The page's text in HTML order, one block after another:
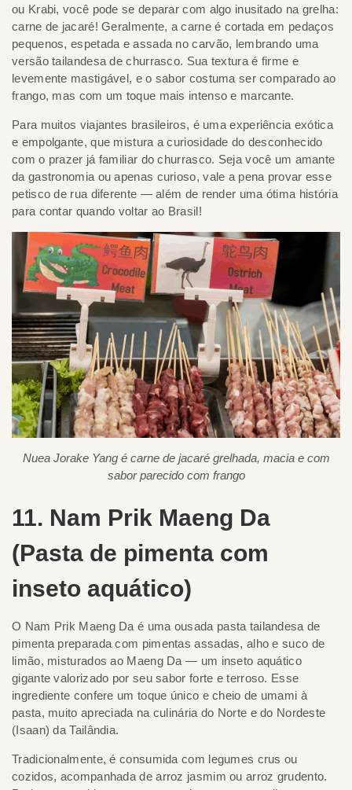
ou Krabi, você pode se deparar com algo inusitado na grelha:
carne de jacaré! Geralmente, a carne é cortada em pedaços
pequenos, espetada e assada no carvão, lembrando uma
versão tailandesa de churrasco. Sua textura é firme e
levemente mastigável, e o sabor costuma ser comparado ao
frango, mas com um toque mais intenso e marcante.
Para muitos viajantes brasileiros, é uma experiência exótica
e empolgante, que mistura a curiosidade do desconhecido
com o prazer já familiar do churrasco. Seja você um amante
da gastronomia ou apenas curioso, vale a pena provar esse
petisco de rua diferente — além de render uma ótima história
para contar quando voltar ao Brasil!
Nuea Jorake Yang é carne de jacaré grelhada, macia e com
sabor parecido com frango
11. Nam Prik Maeng Da
(Pasta de pimenta com
inseto aquático)
O Nam Prik Maeng Da é uma ousada pasta tailandesa de
pimenta preparada com pimentas assadas, alho e suco de
limão, misturados ao Maeng Da — um inseto aquático
gigante valorizado por seu sabor forte e terroso. Esse
ingrediente confere um toque único e cheio de umami à
pasta, muito apreciada na culinária do Norte e do Nordeste
(Isaan) da Tailândia.
Tradicionalmente, é consumida com legumes crus ou
cozidos, acompanhada de arroz jasmim ou arroz grudento.